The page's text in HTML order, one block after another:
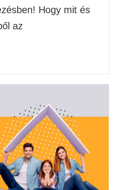
Hogy mit és
az